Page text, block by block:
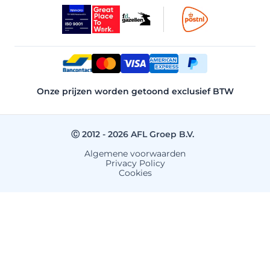
Onze prijzen worden getoond exclusief BTW
Ⓒ 2012 - 2026 AFL Groep B.V.
Algemene voorwaarden
Privacy Policy
Cookies